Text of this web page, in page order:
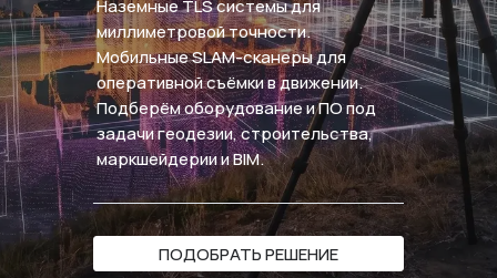
Наземные TLS системы для
миллиметровой точности.
Мобильные SLAM-сканеры для
оперативной съёмки в движении.
Подберём оборудование и ПО под
задачи геодезии, строительства,
маркшейдерии и BIM.
ПОДОБРАТЬ РЕШЕНИЕ